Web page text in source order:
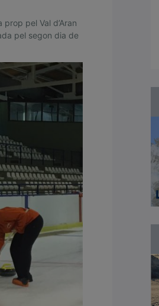
pel Val d’Aran
pel segon dia de